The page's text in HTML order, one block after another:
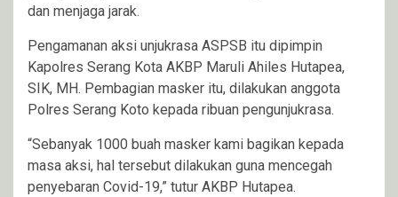
dan menjaga jarak.
Pengamanan aksi unjukrasa ASPSB itu dipimpin
Kapolres Serang Kota AKBP Maruli Ahiles Hutapea,
SIK, MH. Pembagian masker itu, dilakukan anggota
Polres Serang Koto kepada ribuan pengunjukrasa.
“Sebanyak 1000 buah masker kami bagikan kepada
masa aksi, hal tersebut dilakukan guna mencegah
penyebaran Covid-19,” tutur AKBP Hutapea.